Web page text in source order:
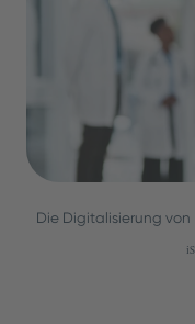
Die Digitalisierung